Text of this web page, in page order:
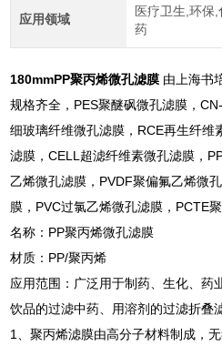
应用领域
医疗卫生,环保
药
180mmPP聚丙烯微孔滤膜 由上海书
规格齐全，PES聚醚砜微孔滤膜，
细玻璃纤维微孔滤膜，RCE再生纤维
滤膜，CELL超滤纤维素微孔滤膜，
乙烯微孔滤膜，PVDF聚偏氟乙烯微
膜，PVC过氯乙烯微孔滤膜，PCTE
名称：PP聚丙烯微孔滤膜
材质：PP/聚丙烯
应用范围：广泛用于制药、生化、药
饮品的过滤中药、用溶剂的过滤折叠
1、聚丙烯滤膜由高分子材料制成，